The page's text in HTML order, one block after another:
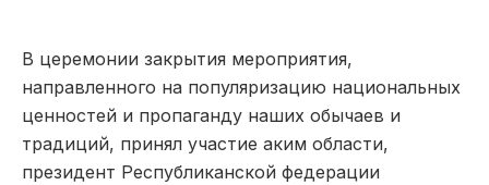
В церемонии закрытия мероприятия,
направленного на популяризацию национальных
ценностей и пропаганду наших обычаев и
традиций, принял участие аким области,
президент Республиканской федерации